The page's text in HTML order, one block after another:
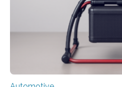
verursacht erhebliche CO2-
Rohstahl sogar das
Fraunhofer-Instituts für
Verarbeitungstechnik IGCV